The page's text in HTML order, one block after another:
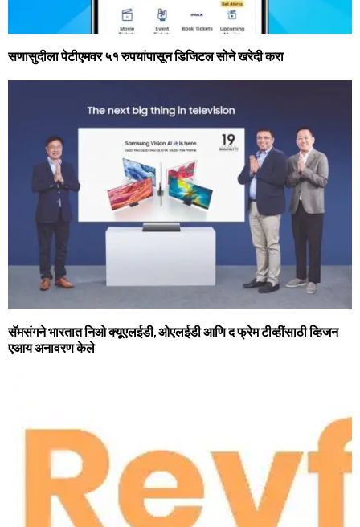
सणासुदीला पेटीएमवर ५१ रुपयांपासून डिजिटल सोने खरेदी करा
सॅमसंगने भारतात निओ क्यूएलईडी, ओएलईडी आणि द फ्रेम टीव्‍हींसाठी व्हिजन
एआय अनावरण केले